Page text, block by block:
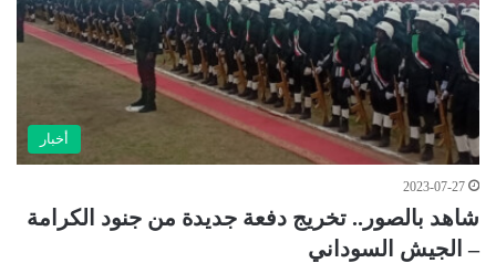
أخبار
2023-07-27
شاهد بالصور.. تخريج دفعة جديدة من جنود الكرامة
– الجيش السوداني